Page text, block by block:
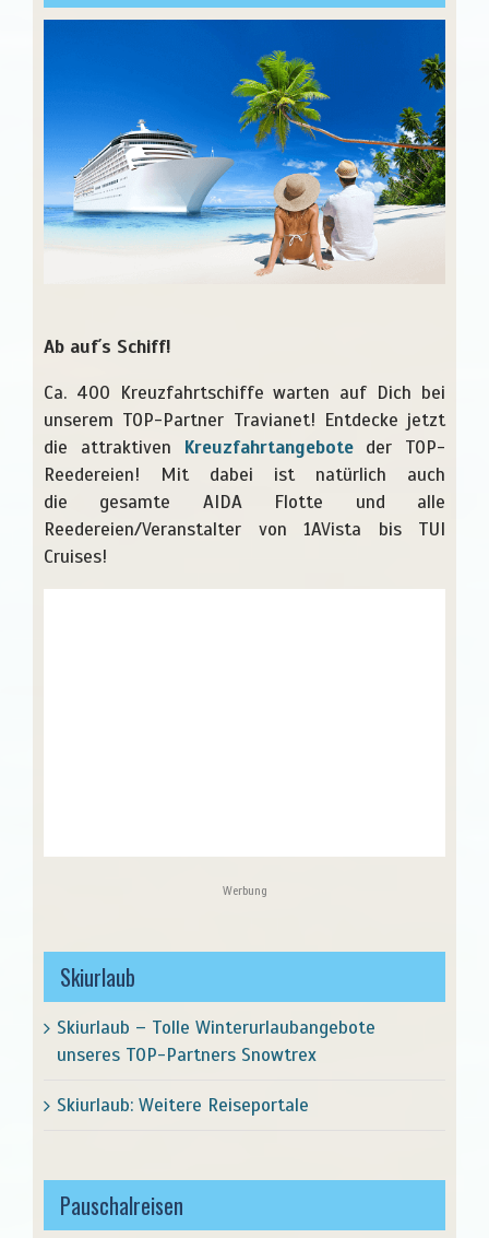
Ab auf´s Schiff!
Ca. 400 Kreuzfahrtschiffe warten auf Dich bei
unserem TOP-Partner Travianet! Entdecke jetzt
die attraktiven Kreuzfahrtangeboteder TOP-
Reedereien! Mit dabei ist natürlich auch
die gesamte AIDA Flotte und alle
Reedereien/Veranstalter von 1AVista bis TUI
Cruises!
Werbung
Skiurlaub
Skiurlaub – Tolle Winterurlaubangebote
unseres TOP-Partners Snowtrex
Skiurlaub: Weitere Reiseportale
Pauschalreisen